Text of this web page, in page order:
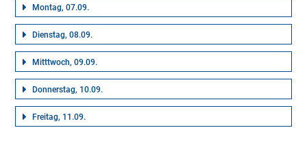
Montag, 07.09.
Dienstag, 08.09.
Mitttwoch, 09.09.
Donnerstag, 10.09.
Freitag, 11.09.